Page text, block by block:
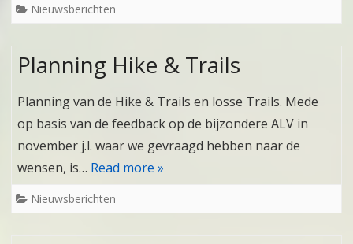
Nieuwsberichten
Planning Hike & Trails
Planning van de Hike & Trails en losse Trails. Mede
op basis van de feedback op de bijzondere ALV in
november j.l. waar we gevraagd hebben naar de
wensen, is… Read more »
Nieuwsberichten